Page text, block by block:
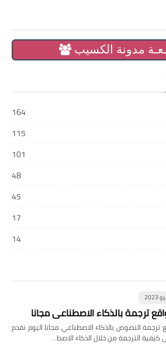
مدونة الكسيب
164
115
101
48
45
17
14
ترجمة بالذكاء الاصطناعي مجانا
النصوص بالذكاء الاصطناعي مجانا اليوم نقدم
الترجمة من خلال الذكاء الاصط…